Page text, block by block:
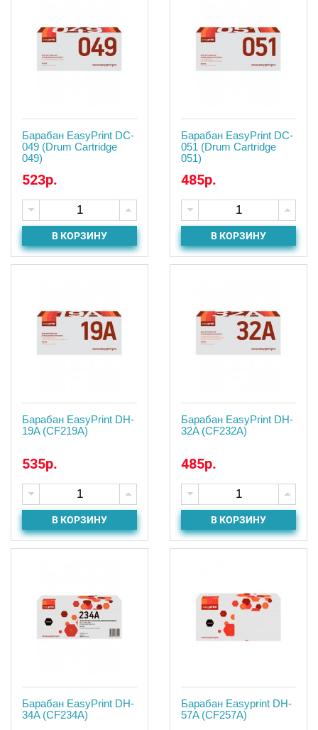
Барабан EasyPrint DC-
049 (Drum Cartridge
049)
523р.
В КОРЗИНУ
Барабан EasyPrint DC-
051 (Drum Cartridge
051)
485р.
В КОРЗИНУ
Барабан EasyPrint DH-
19A (CF219A)
535р.
В КОРЗИНУ
Барабан EasyPrint DH-
32A (CF232A)
485р.
В КОРЗИНУ
Барабан EasyPrint DH-
34A (CF234A)
Барабан Easyprint DH-
57A (CF257A)